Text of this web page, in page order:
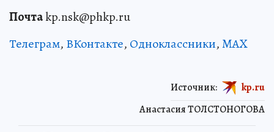
Почтаkp.nsk@phkp.ru
Телеграм, ВКонтакте, Одноклассники,MAX
Анастасия ТОЛСТОНОГОВА
Источник: kp.ru